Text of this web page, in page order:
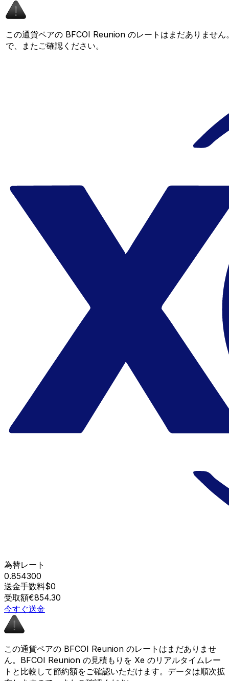
この通貨ペアの BFCOI Reunion のレートはまだありませ
で、またご確認ください。
為替レート
0.854300
送金手数料$0
受取額€854.30
今すぐ送金
この通貨ペアの BFCOI Reunion のレートはまだありませ
ん。BFCOI Reunion の見積もりを Xe のリアルタイムレー
トと比較して節約額をご確認いただけます。データは順次拡